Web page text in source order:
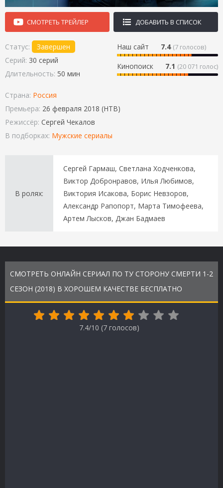
СМОТРЕТЬ ТРЕЙЛЕР ДОБАВИТЬ В СПИСОК
Наш сайт 7.4 (7 голосов)
Кинопоиск 7.1 (20 071 голос)
Статус:
Завершен
Серий: 30 серий
Длительность: 50 мин
Страна: Россия
Премьера: 26 февраля 2018 (НТВ)
Режиссёр: Сергей Чекалов
В подборках: Мужские сериалы
В ролях:
Сергей Гармаш, Светлана Ходченкова,
Виктор Добронравов, Илья Любимов,
Виктория Исакова, Борис Невзоров,
Александр Рапопорт, Марта Тимофеева,
Артем Лысков, Джан Бадмаев
СМОТРЕТЬ ОНЛАЙН СЕРИАЛ ПО ТУ СТОРОНУ СМЕРТИ 1-2
СЕЗОН (2018) В ХОРОШЕМ КАЧЕСТВЕ БЕСПЛАТНО
7.4/10 (7голосов)